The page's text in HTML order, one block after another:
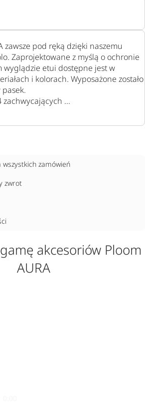
zawsze pod ręką dzięki naszemu
Zaprojektowane z myślą o ochronie
wyglądzie etui dostępne jest w
i kolorach. Wyposażone zostało
...
zamówień
zwrot
akcesoriów Ploom
AURA